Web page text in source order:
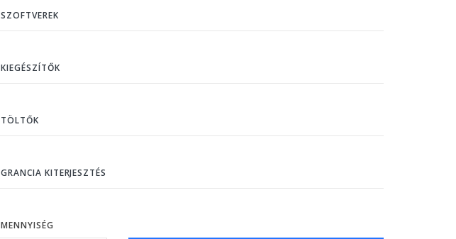
SZOFTVEREK
KIEGÉSZÍTŐK
TÖLTŐK
GRANCIA KITERJESZTÉS
MENNYISÉG